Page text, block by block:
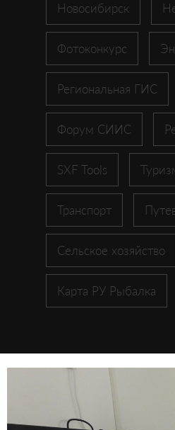
Новосибирск
Фотоконкурс
Региональная ГИС
Форум СИИС
SXF Tools
Транспорт
Сельское хозяйство
Карта РУ Рыбалка